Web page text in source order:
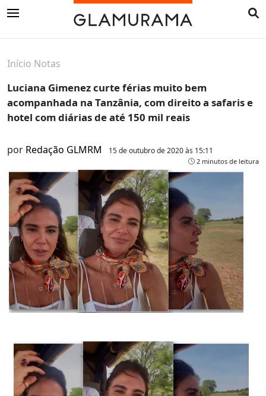
Início Notas
Luciana Gimenez curte férias muito bem
acompanhada na Tanzânia, com direito a safaris e
hotel com diárias de até 150 mil reais
por Redação GLMRM 15 de outubro de 2020 às 15:11
2 minutos de leitura